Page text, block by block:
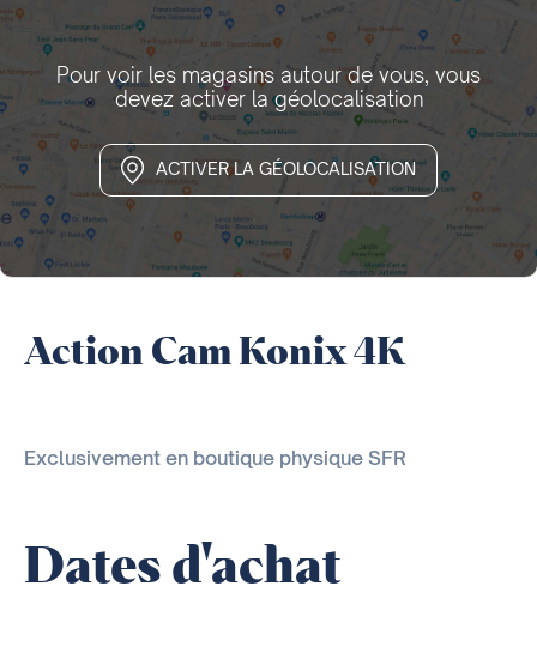
Pour voir les magasins autour de vous, vous
devez activer la géolocalisation
ACTIVER LA GÉOLOCALISATION
Action Cam Konix 4K
Exclusivement en boutique physique SFR
Dates d'achat